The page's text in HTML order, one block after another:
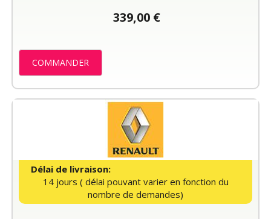
339,00 €
COMMANDER
Délai de livraison:
14 jours ( délai pouvant varier en fonction du
nombre de demandes)